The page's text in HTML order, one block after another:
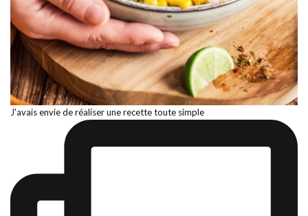
J'avais envie de réaliser une recette toute simple